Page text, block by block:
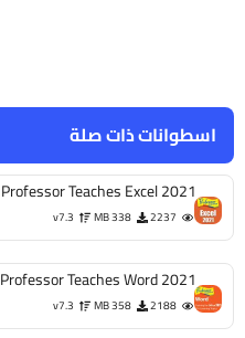
اسطوانات ذات صلة
Professor Teaches Excel 2021
2237
338 MB
v7.3
Professor Teaches Word 2021
2188
358 MB
v7.3